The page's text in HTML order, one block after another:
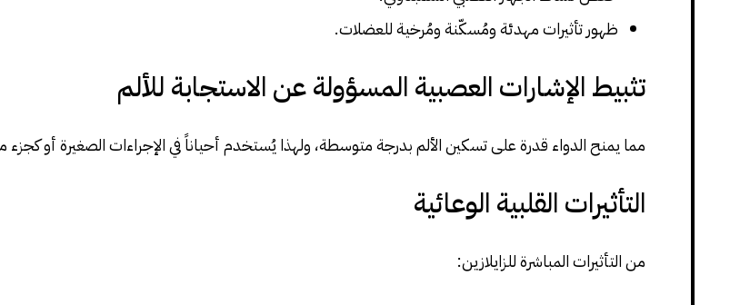
ظهور تأثيرات مهدئة ومُسكّنة ومُرخية للعضلات.
تثبيط الإشارات العصبية المسؤولة عن الاستجابة للألم
مما يمنح الدواء قدرة على تسكين الألم بدرجة متوسطة، ولهذا يُستخدم أحياناً في الإجراءات الصغيرة أو كجزء
التأثيرات القلبية الوعائية
من التأثيرات المباشرة للزايلازين: